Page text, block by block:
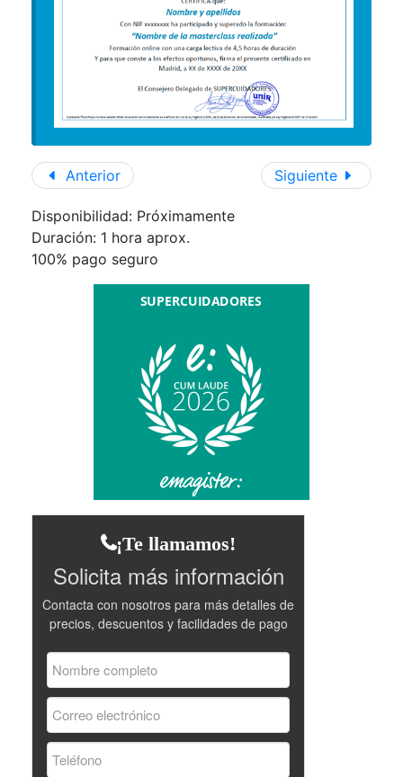
Anterior Siguiente
Disponibilidad: Próximamente
Duración: 1 hora aprox.
100% pago seguro
¡Te llamamos!
Solicita más información
Contacta con nosotros para más detalles de
precios, descuentos y facilidades de pago